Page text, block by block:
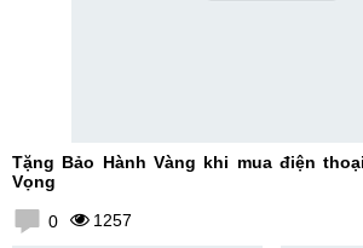
Tặng Bảo Hành Vàng khi mua điện
Vọng
0 1257